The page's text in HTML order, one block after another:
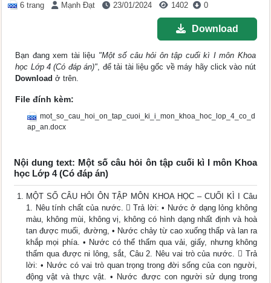
6 trang Mạnh Đạt 23/01/2024 1402 0
Download
Bạn đang xem tài liệu "Một số câu hỏi ôn tập cuối kì I môn Khoa
học Lớp 4 (Có đáp án)", để tải tài liệu gốc về máy hãy click vào nút
Download ở trên.
File đính kèm:
mot_so_cau_hoi_on_tap_cuoi_ki_i_mon_khoa_hoc_lop_4_co_d
ap_an.docx
Nội dung text: Một số câu hỏi ôn tập cuối kì I môn Khoa
học Lớp 4 (Có đáp án)
MỘT SỐ CÂU HỎI ÔN TẬP MÔN KHOA HỌC – CUỐI KÌ I Câu
1. Nêu tính chất của nước.  Trả lời: • Nước ở dạng lỏng không
màu, không mùi, không vị, không có hình dạng nhất định và hoà
tan được muối, đường, • Nước chảy từ cao xuống thấp và lan ra
khắp mọi phía. • Nước có thể thấm qua vải, giấy, nhưng không
thấm qua được ni lông, sắt, Câu 2. Nêu vai trò của nước.  Trả
lời: • Nước có vai trò quan trọng trong đời sống của con người,
động vật và thực vật. • Nước được con người sử dụng trong